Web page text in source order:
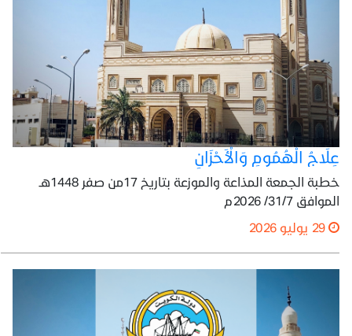
عِلَاجُ الْهُمُومِ وَالْأَحْزَانِ
خطبة الجمعة المذاعة والموزعة بتاريخ 17من صفر 1448هـ
الموافق 31/7/ 2026م